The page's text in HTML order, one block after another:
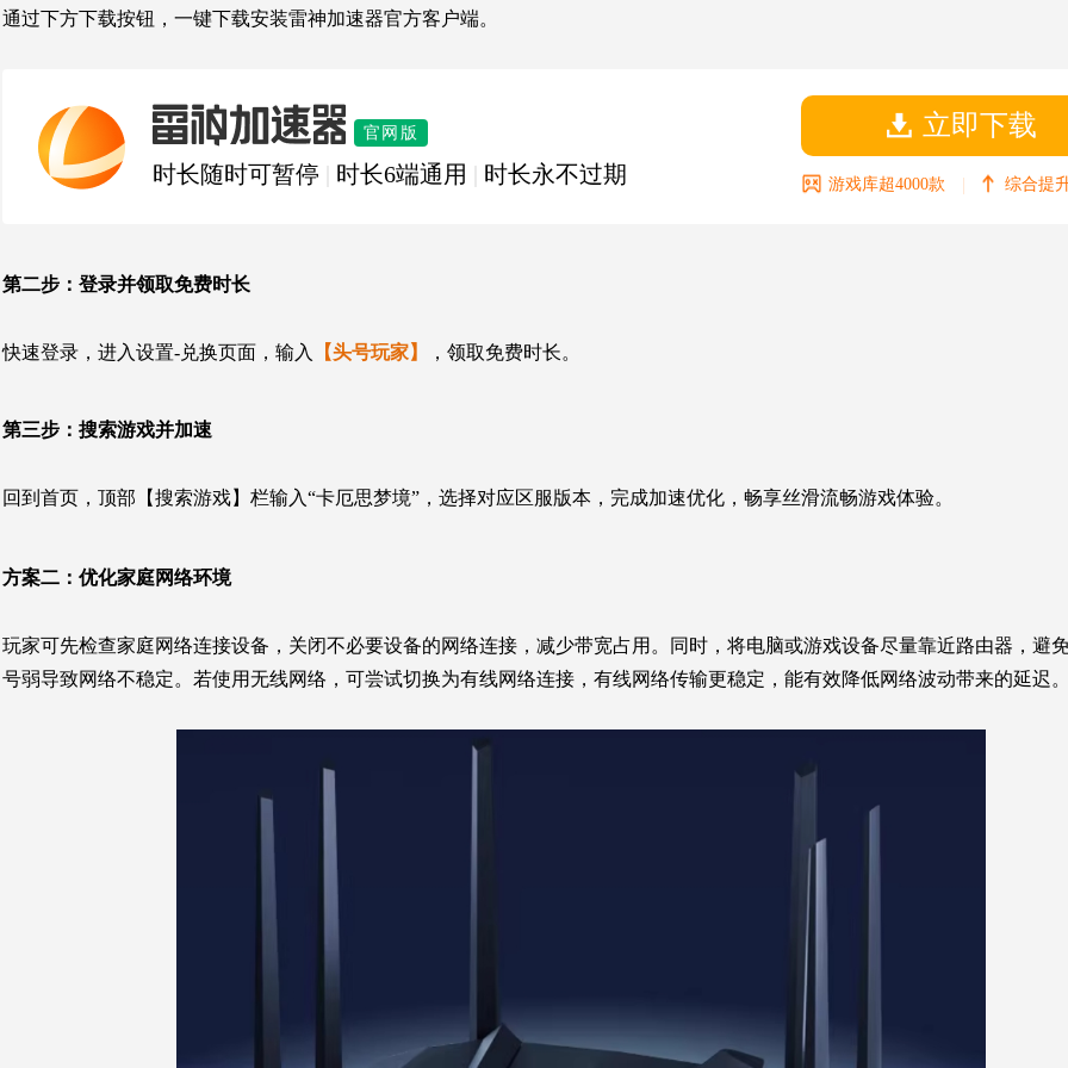
通过下方下载按钮，一键下载安装雷神加速器官方客户端。
雷神加速器 官网版
时长随时可暂停 时长6端通用 时长永不过期
立即下载
游戏库超4000款 | 综合提
第二步： 登录并领取免费时长
快速登录，进入设置-兑换页面，输入 【头号玩家】 ，领取免费时长。
第三步： 搜索游戏并加速
回到首页，顶部【搜索游戏】栏输入“卡厄思梦境”，选择对应区服版本，完成加速优化，畅享丝滑流畅游戏体验。
方案二：优化家庭网络环境
玩家可先检查家庭网络连接设备，关闭不必要设备的网络连接，减少带宽占用。同时，将电脑或游戏设备尽量靠近路由器，避
号弱导致网络不稳定。若使用无线网络，可尝试切换为有线网络连接，有线网络传输更稳定，能有效降低网络波动带来的延迟